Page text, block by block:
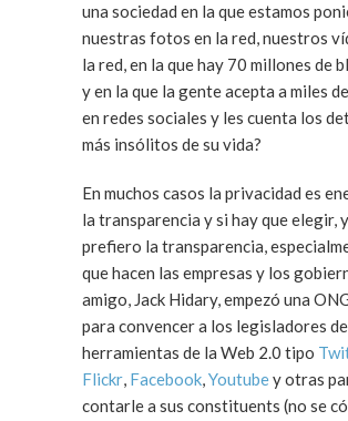
una sociedad en la que estamos
nuestras fotos en la red, nuestros
la red, en la que hay 70 millones de
y en la que la gente acepta a miles
en redes sociales y les cuenta los
más insólitos de su vida?
En muchos casos la privacidad es
la transparencia y si hay que elegir,
prefiero la transparencia,
que hacen las empresas y los
amigo, Jack Hidary, empezó una
para convencer a los legisladores
herramientas de la Web 2.0 tipo
Flickr, Facebook,Youtubey otras
contarle a sus constituents (no se